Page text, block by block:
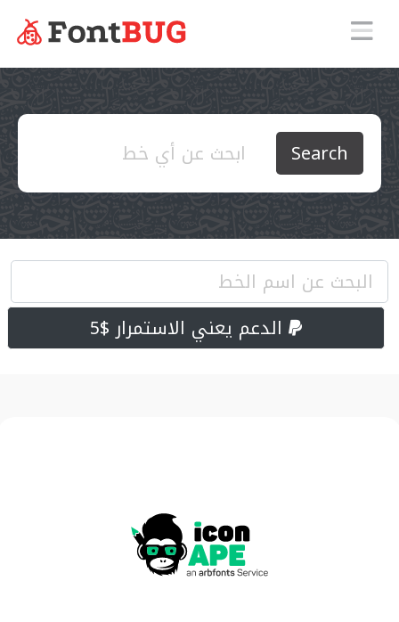
Search
الدعم يعني الاستمرار $5